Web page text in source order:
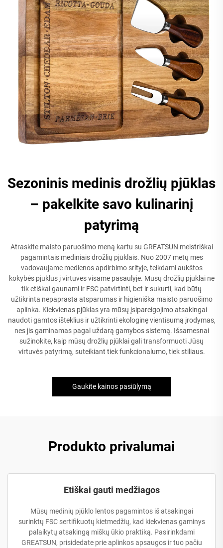
Sezoninis medinis drožlių pjūklas
– pakelkite savo kulinarinį
patyrimą
Atraskite maisto paruošimo meną kartu su GREATSUN meistriškai
pagamintais mediniais drožlių pjūklais. Nuo 2007 metų mes
vadovaujame medienos apdirbimo srityje, teikdami aukštos
kokybės pjūklus į virtuves visame pasaulyje. Mūsų drožlių pjūklai ne
tik etiškai gaunami ir FSC patvirtinti, bet ir sukurti, kad būtų
užtikrinta nepaprasta atsparumas ir higieniška maisto paruošimo
aplinka. Kiekvienas pjūklas yra mūsų įsipareigojimo atsakingai
naudoti gamtos išteklius ir užtikrinti ekologinę vientisumą įrodymas,
nes jis gaminamas pagal uždarą gamybos sistemą. Išsamesnai
sužinokite, kaip mūsų drožlių pjūklai gali transformuoti Jūsų
virtuvės patyrimą, suteikiant tiek funkcionalumo, tiek stiliaus.
Gaukite kainos pasiūlymą
Produkto privalumai
Etiškai gauti medžiagos
Mūsų medinių pjūklo lentos pagamintos iš atsakingai
surinktų FSC sertifikuotų kietmedžių, kad kiekvienas gaminys
palaikytų atsakingą miškų ūkio praktiką. Pasirinkdami
GREATSUN, prisidedate prie aplinkos apsaugos ir tuo pačiu